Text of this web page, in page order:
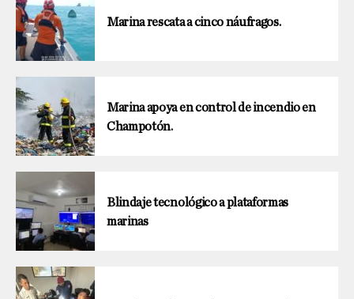
Marina rescata a cinco náufragos.
Marina apoya en control de incendio en
Champotón.
Blindaje tecnológico a plataformas
marinas